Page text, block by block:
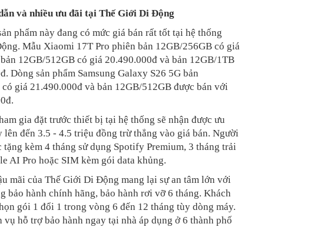
và nhiều ưu đãi tại Thế Giới Di Động
phẩm này đang có mức giá bán rất tốt tại hệ thống
Mẫu Xiaomi 17T Pro phiên bản 12GB/256GB có giá
12GB/512GB có giá 20.490.000đ và bản 12GB/1TB
Dòng sản phẩm Samsung Galaxy S26 5G bản
giá 21.490.000đ và bản 12GB/512GB được bán với
gia đặt trước thiết bị tại hệ thống sẽ nhận được ưu
lên đến 3.5 - 4.5 triệu đồng trừ thẳng vào giá bán. Người
tặng kèm 4 tháng sử dụng Spotify Premium, 3 tháng trải
AI Pro hoặc SIM kèm gói data khủng.
mãi của Thế Giới Di Động mang lại sự an tâm lớn với
bảo hành chính hãng, bảo hành rơi vỡ 6 tháng. Khách
gói 1 đổi 1 trong vòng 6 đến 12 tháng tùy dòng máy.
vụ hỗ trợ bảo hành ngay tại nhà áp dụng ở 6 thành phố